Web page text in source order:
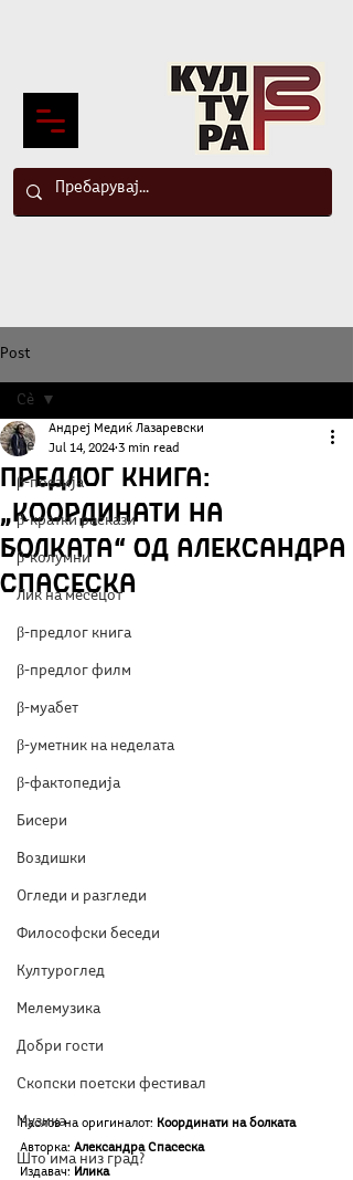
Post
Сè
β-поезија
β-кратки раскази
β-колумни
Лик на месецот
β-предлог книга
β-предлог филм
β-муабет
β-уметник на неделата
β-фактопедија
Бисери
Воздишки
Огледи и разгледи
Философски беседи
Културоглед
Мелемузика
Добри гости
Скопски поетски фестивал
Музика
Што има низ град?
Сè
Предлог книга:
„Координати на
болката“ од Александра
Спасеска
Андреј Медиќ Лазаревски
Jul 14, 2024 3 min read
Наслов на оригиналот: Координати на болката
Авторка: Александра Спасеска
Издавач: Илика